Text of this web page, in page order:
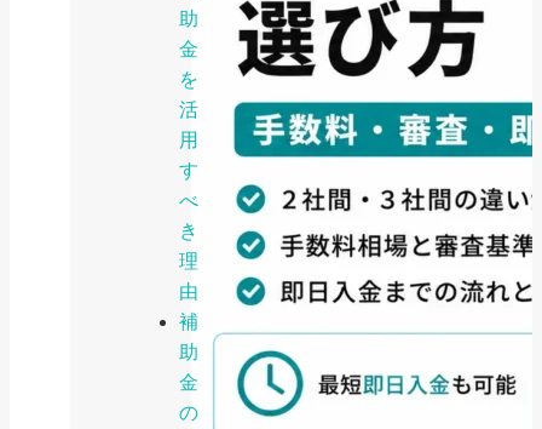
助
金
を
活
用
す
べ
き
理
由
補
助
金
の